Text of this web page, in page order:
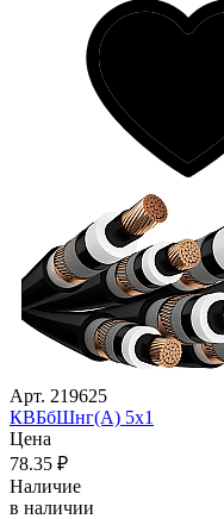
Арт. 219625
КВБбШнг(А) 5х1
Цена
78.35 ₽
Наличие
в наличии